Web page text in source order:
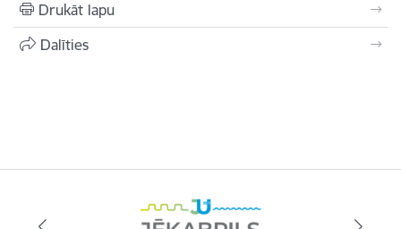
Drukāt lapu
Dalīties